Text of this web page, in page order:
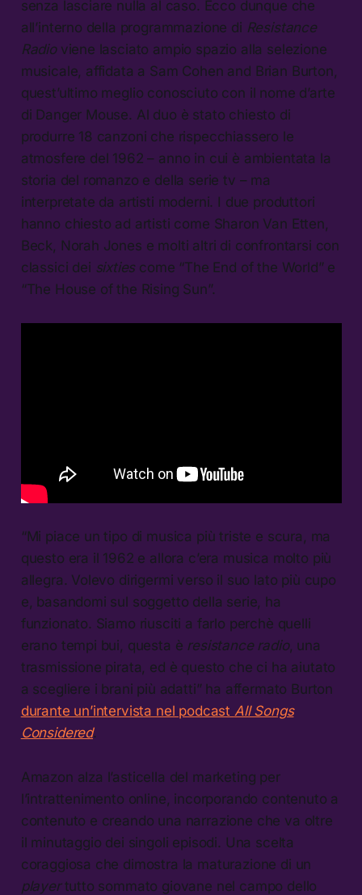
senza lasciare nulla al caso. Ecco dunque che
all’interno della programmazione di Resistance
Radio viene lasciato ampio spazio alla selezione
musicale, affidata a Sam Cohen and Brian Burton,
quest’ultimo meglio conosciuto con il nome d’arte
di Danger Mouse. Al duo è stato chiesto di
produrre 18 canzoni che rispecchiassero le
atmosfere del 1962 – anno in cui è ambientata la
storia del romanzo e della serie tv – ma
interpretate da artisti moderni. I due produttori
hanno chiesto ad artisti come Sharon Van Etten,
Beck, Norah Jones e molti altri di confrontarsi con
classici dei sixties come “The End of the World” e
“The House of the Rising Sun”.
“Mi piace un tipo di musica più triste e scura, ma
questo era il 1962 e allora c’era musica molto più
allegra. Volevo dirigermi verso il suo lato più cupo
e, basandomi sul soggetto della serie, ha
funzionato. Siamo riusciti a farlo perchè quelli
erano tempi bui, questa è resistance radio, una
trasmissione pirata, ed è questo che ci ha aiutato
a scegliere i brani più adatti” ha affermato Burton
durante un’intervista nel podcast All Songs
Considered.
Amazon alza l’asticella del marketing per
l’intrattenimento online, incorporando contenuto a
contenuto e creando una narrazione che va oltre
il minutaggio dei singoli episodi. Una scelta
coraggiosa che dimostra la maturazione di un
playertutto sommato giovane nel campo dello